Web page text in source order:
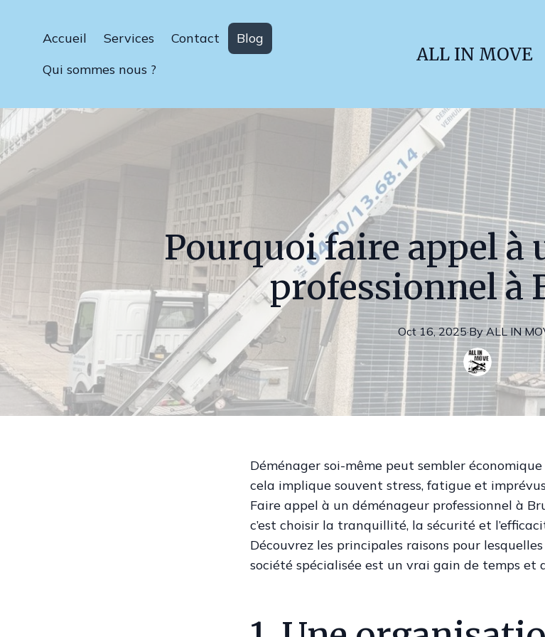
Accueil Services Contact
Blog
Qui sommes nous ?
ALL IN MOVE
Pourquoi faire appel à
professionnel à
Oct 16, 2025·By ALL IN
Déménager soi-même peut sembler
cela implique souvent stress, fatigue et
Faire appel à un déménageur professionnel à
c’est choisir la tranquillité, la sécurité et
Découvrez les principales raisons pour
société spécialisée est un vrai gain de temps et